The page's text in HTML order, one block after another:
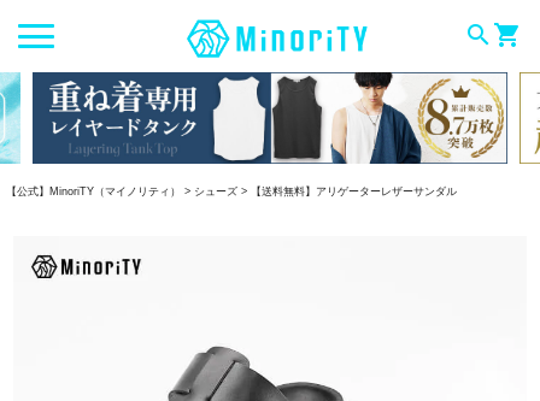
searchshopping_cart
【公式】MinoriTY（マイノリティ） シューズ 【送料無料】アリゲーターレザーサンダル